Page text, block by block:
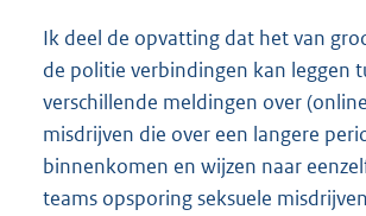
Ik deel de opvatting dat het van
de politie verbindingen kan leggen
verschillende meldingen over
misdrijven die over een langere
binnenkomen en wijzen naar
teams opsporing seksuele